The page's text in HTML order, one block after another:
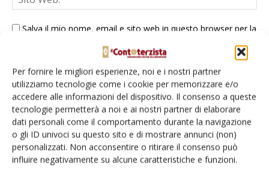
Per fornire le migliori esperienze, noi e i nostri partner
utilizziamo tecnologie come i cookie per memorizzare e/o
accedere alle informazioni del dispositivo. Il consenso a queste
tecnologie permetterà a noi e ai nostri partner di elaborare
dati personali come il comportamento durante la navigazione
o gli ID univoci su questo sito e di mostrare annunci (non)
personalizzati. Non acconsentire o ritirare il consenso può
influire negativamente su alcune caratteristiche e funzioni.
Salva il mio nome, email e sito web in questo browser per la
E-magazine
Tecniche, prodotti e servizi dalle aziende